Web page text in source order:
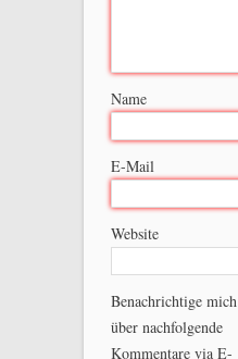
Name
E-Mail
Website
Benachrichtige mich
über nachfolgende
Kommentare via E-